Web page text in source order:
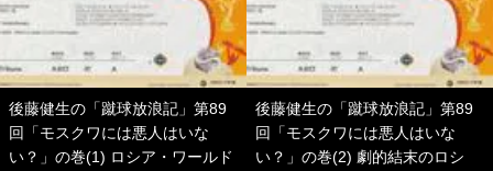
後藤健生の「蹴球放浪記」第89
回「モスクワには悪人はいな
い？」の巻(1) ロシア・ワールド
後藤健生の「蹴球放浪記」第89
回「モスクワには悪人はいな
い？」の巻(2) 劇的結末のロシ